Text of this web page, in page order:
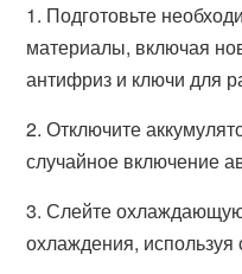
1. Подготовьте
материалы, включая
антифриз и ключи для
2. Отключите
случайное включение
3. Слейте
охлаждения,